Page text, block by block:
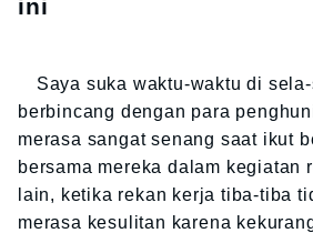
ini
Saya suka waktu-waktu di
berbincang dengan para
merasa sangat senang saat ikut
bersama mereka dalam kegiatan
lain, ketika rekan kerja tiba-tiba
merasa kesulitan karena